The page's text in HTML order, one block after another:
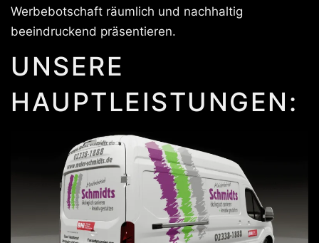
Werbebotschaft räumlich und nachhaltig
beeindruckend präsentieren.
UNSERE
HAUPTLEISTUNGEN: